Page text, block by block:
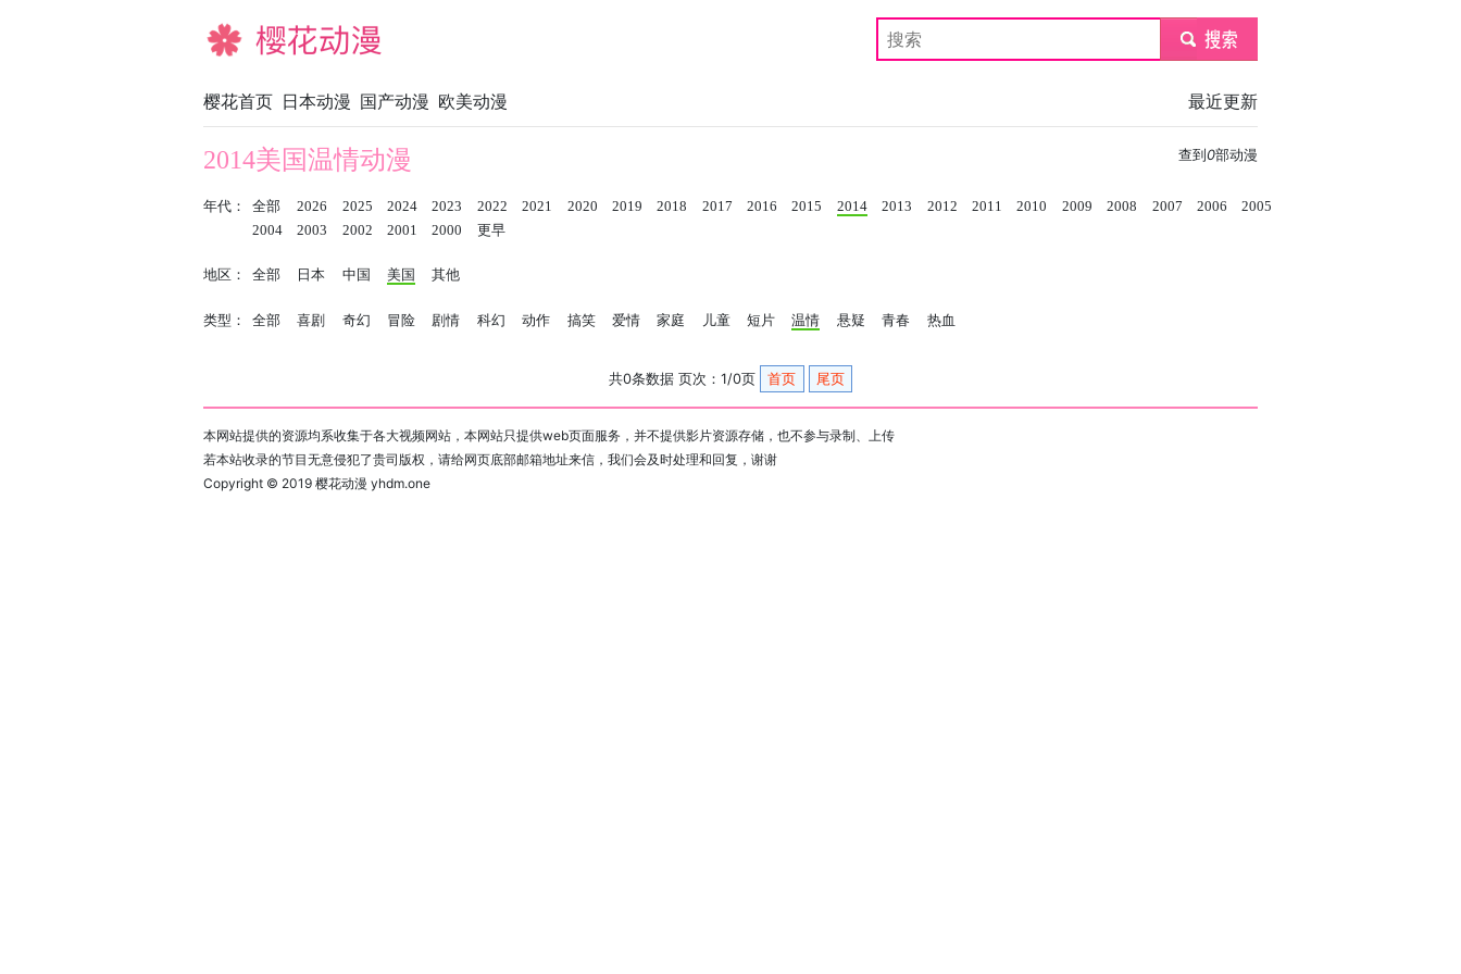
樱花动漫 submit
樱花首页 日本动漫 国产动漫 欧美动漫 最近更新
查到 0部动漫
2014美国温情动漫
年代： 全部 2026 2025 2024 2023 2022 2021 2020 2019 2018 2017 2016 2015 2014 2013 2012 2011 2010 2009 2008 2007 2006
2005
2004
2003 2002 2001 2000 更早
地区： 全部 日本 中国 美国 其他
类型： 全部 喜剧 奇幻 冒险 剧情 科幻 动作 搞笑 爱情 家庭 儿童 短片 温情 悬疑 青春 热血
共0条数据 页次：1/0页 首页 尾页
本网站提供的资源均系收集于各大视频网站，本网站只提供web页面服务，并不提供影片资源存储，也不参与录制、上传
若本站收录的节目无意侵犯了贵司版权，请给网页底部邮箱地址来信，我们会及时处理和回复，谢谢
Copyright © 2019 樱花动漫 yhdm.one